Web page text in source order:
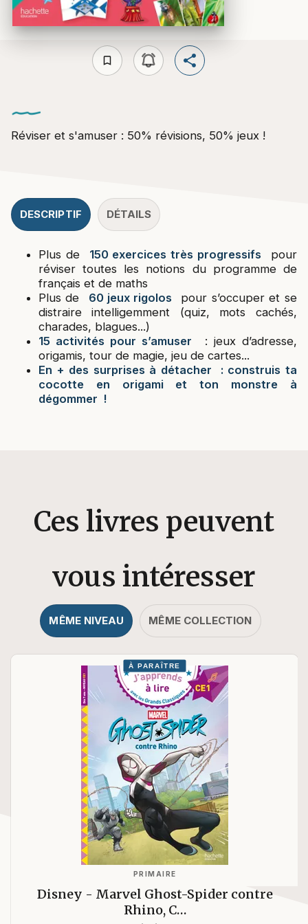
bookmark_border
Réviser et s'amuser : 50% révisions, 50% jeux !
DESCRIPTIF DÉTAILS
Plus de 150 exercices très progressifs pour
réviser toutes les notions du programme de
français et de maths
Plus de 60 jeux rigolos pour s’occuper et se
distraire intelligemment (quiz, mots cachés,
charades, blagues...)
15 activités pour s’amuser : jeux d’adresse,
origamis, tour de magie, jeu de cartes...
En + des surprises à détacher : construis ta
cocotte en origami et ton monstre à
dégommer !
Ces livres peuvent
vous intéresser
MÊME NIVEAU MÊME COLLECTION
À PARAÎTRE
PRIMAIRE
Disney - Marvel Ghost-Spider contre
Rhino, C…